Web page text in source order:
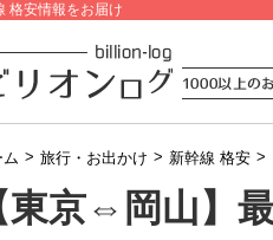
格安情報をお届け
ム > 旅行・お出かけ > 新幹線 格安 >
東京⇔岡山】